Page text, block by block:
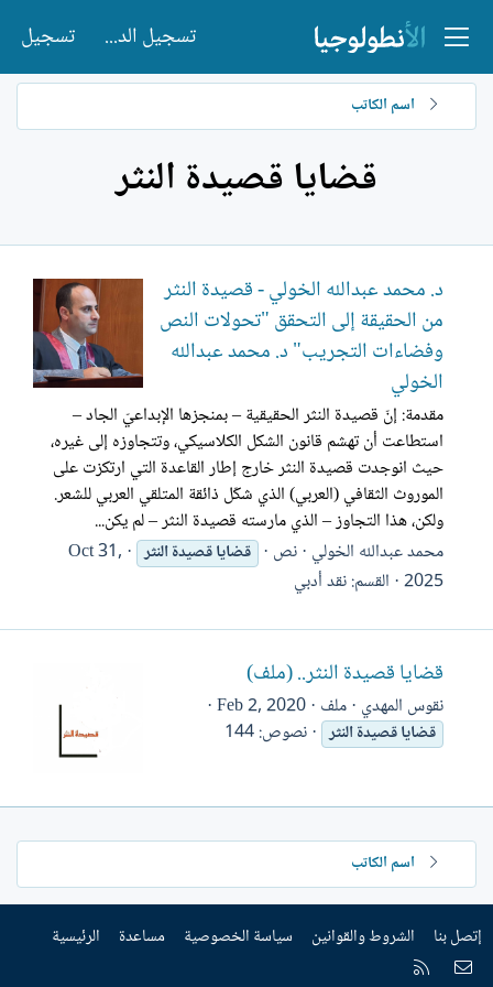
تسجيل الدخول تسجيل
اسم الكاتب
قضايا قصيدة النثر
د. محمد عبدالله الخولي - قصيدة النثر
من الحقيقة إلى التحقق "تحولات النص
وفضاءات التجريب" د. محمد عبدالله
الخولي
مقدمة: إنّ قصيدة النثر الحقيقية – بمنجزها الإبداعيّ الجاد –
استطاعت أن تهشم قانون الشكل الكلاسيكي، وتتجاوزه إلى غيره،
حيث انوجدت قصيدة النثر خارج إطار القاعدة التي ارتكزت على
الموروث الثقافي (العربي) الذي شكّل ذائقة المتلقي العربي للشعر.
ولكن، هذا التجاوز – الذي مارسته قصيدة النثر – لم يكن...
محمد عبدالله الخولي نص قضاياقصيدةالنثر
Oct 31,
2025 القسم:نقد أدبي
قضايا قصيدة النثر.. (ملف)
نقوس المهدي ملف Feb 2, 2020
قضاياقصيدةالنثر نصوص: 144
اسم الكاتب
إتصل بنا الشروط والقوانين سياسة الخصوصية مساعدة الرئيسية
إتصل بنا